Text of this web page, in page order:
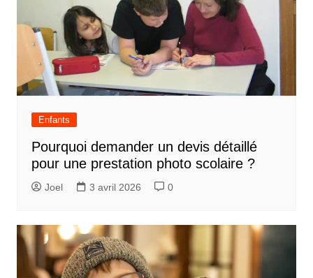
Enfants
Pourquoi demander un devis détaillé
pour une prestation photo scolaire ?
Joel 3 avril 2026 0